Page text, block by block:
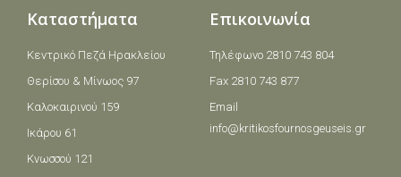
Καταστήματα
Κεντρικό Πεζά Ηρακλείου
Θερίσου & Μίνωος 97
Καλοκαιρινού 159
Ικάρου 61
Κνωσσού 121
Επικοινωνία
Τηλέφωνο 2810 743 804
Fax 2810 743 877
Email
info@kritikosfournosgeuseis.gr